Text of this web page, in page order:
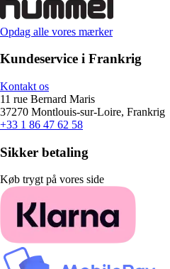
Opdag alle vores mærker
Kundeservice i Frankrig
Kontakt os
11 rue Bernard Maris
37270 Montlouis-sur-Loire, Frankrig
+33 1 86 47 62 58
Sikker betaling
Køb trygt på vores side